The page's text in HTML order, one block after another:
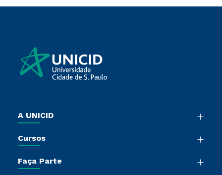
A UNICID
Sala de Imprensa
Sou Colaborador
Cursos
Pós-Graduação
Faça Parte